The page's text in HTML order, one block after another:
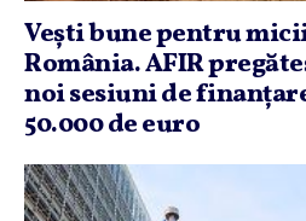
Veşti bune pentru
România. AFIR
noi sesiuni de
50.000 de euro